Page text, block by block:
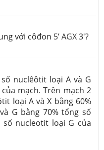
với côđon 5’ AGX 3'?
nuclêôtit loại A và G
mạch. Trên mạch 2
loại A và X bằng 60%
G bằng 70% tổng số
nucleotit loại G của